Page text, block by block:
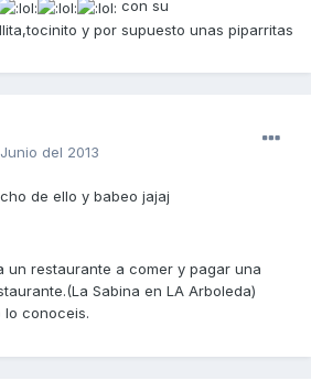
con su
y por supuesto unas piparritas
del 2013
de ello y babeo jajaj
un restaurante a comer y pagar una
Sabina en LA Arboleda)
lo conoceis.